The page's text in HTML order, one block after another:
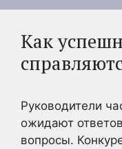
Как
Руководители
ожидают
вопросы.